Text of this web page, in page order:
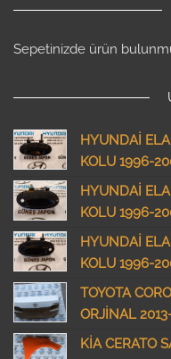
Sepetinizde ürün
HYUNDAİ
KOLU 1996-
HYUNDAİ
KOLU 1996-
HYUNDAİ
KOLU 1996-
TOYOTA
ORJİNAL
KİA CERATO